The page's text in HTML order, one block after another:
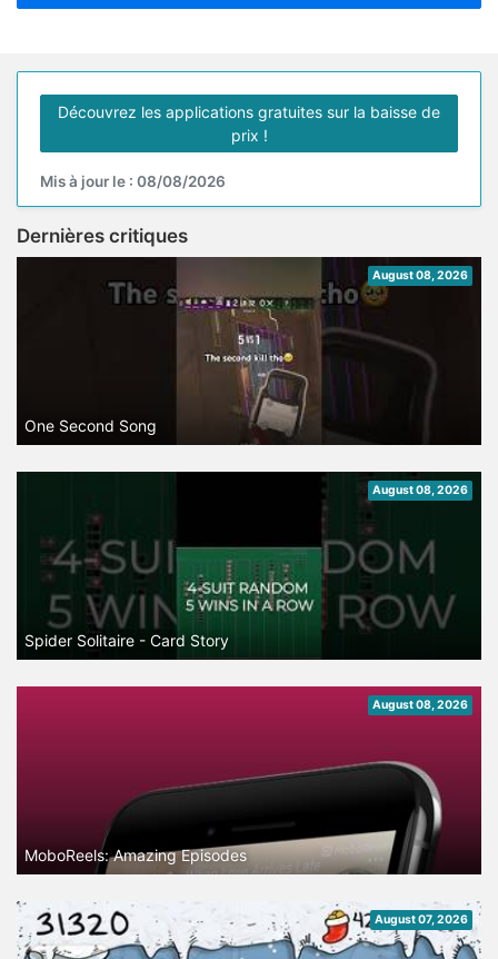
Découvrez les applications gratuites sur la baisse de
prix !
Mis à jour le : 08/08/2026
Dernières critiques
August 08, 2026
One Second Song
August 08, 2026
Spider Solitaire - Card Story
August 08, 2026
MoboReels: Amazing Episodes
August 07, 2026